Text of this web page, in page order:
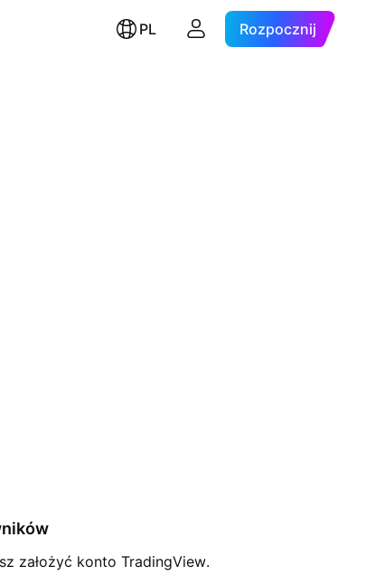
PL Rozpocznij
założyć konto TradingView.